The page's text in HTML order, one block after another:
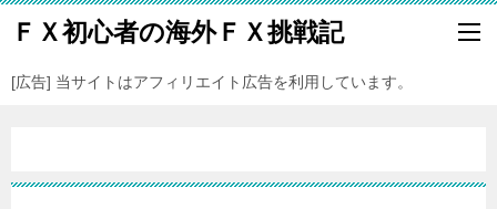
ＦＸ初心者の海外ＦＸ挑戦記
[広告] 当サイトはアフィリエイト広告を利用しています。